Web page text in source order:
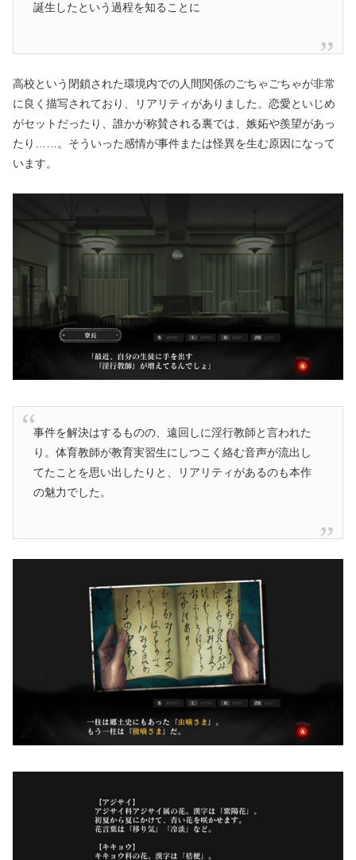
誕生したという過程を知ることに
高校という閉鎖された環境内での人間関係のごちゃごちゃが非常
に良く描写されており、リアリティがありました。恋愛といじめ
がセットだったり、誰かが称賛される裏では、嫉妬や羨望があっ
たり……。そういった感情が事件または怪異を生む原因になって
います。
事件を解決はするものの、遠回しに淫行教師と言われた
り。体育教師が教育実習生にしつこく絡む音声が流出し
てたことを思い出したりと、リアリティがあるのも本作
の魅力でした。